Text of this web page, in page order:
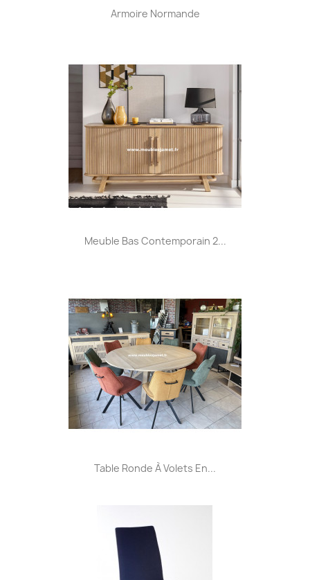
Armoire Normande
Meuble Bas Contemporain 2...
Table Ronde À Volets En...